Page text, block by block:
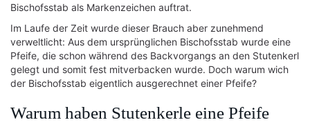
Bischofsstab als Markenzeichen auftrat.
Im Laufe der Zeit wurde dieser Brauch aber zunehmend
verweltlicht: Aus dem ursprünglichen Bischofsstab wurde eine
Pfeife, die schon während des Backvorgangs an den Stutenkerl
gelegt und somit fest mitverbacken wurde. Doch warum wich
der Bischofsstab eigentlich ausgerechnet einer Pfeife?
Warum haben Stutenkerle eine Pfeife